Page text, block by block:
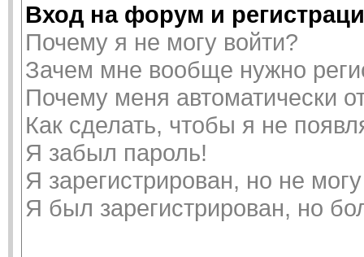
Вход на форум и
Почему я не могу войти?
Зачем мне вообще нужно
Почему меня автоматически
Как сделать, чтобы я не
Я забыл пароль!
Я зарегистрирован, но не
Я был зарегистрирован, но